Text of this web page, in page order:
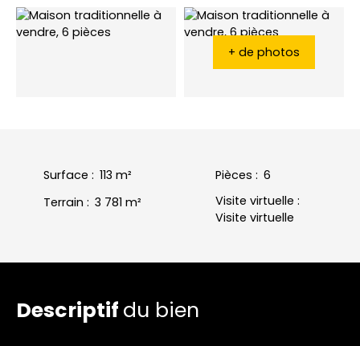
+ de photos
Surface : 113 m² Pièces : 6
Terrain : 3 781 m² Visite virtuelle :
Visite virtuelle
Descriptif du bien